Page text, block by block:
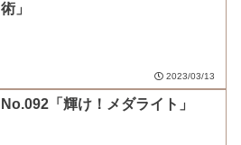
術」
2023/03/13
No.092「輝け！メダライト」